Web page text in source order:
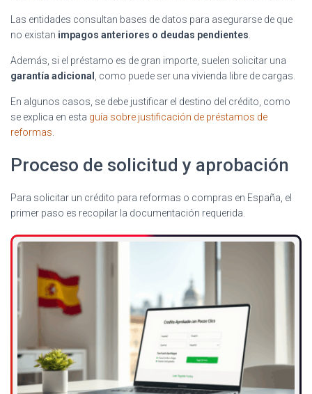
Las entidades consultan bases de datos para asegurarse de que
no existan impagos anteriores o deudas pendientes
Además, si el préstamo es de gran importe, suelen solicitar una
garantía adicional
, como puede ser una vivienda libre de cargas.
En algunos casos, se debe justificar el destino del crédito, como
se explica en esta guía sobre justificación de préstamos de
reformas
Proceso de solicitud y aprobación
Para solicitar un crédito para reformas o compras en España, el
primer paso es recopilar la documentación requerida.